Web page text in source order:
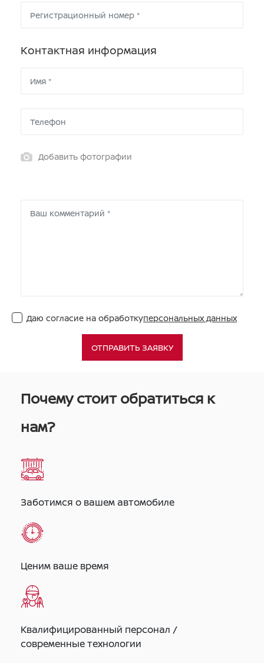
Контактная информация
Добавить фотографии
Даю согласие на обработкуперсональных данных
ОТПРАВИТЬ ЗАЯВКУ
Почему стоит обратиться к
нам?
Заботимся о вашем автомобиле
Ценим ваше время
Квалифицированный персонал /
современные технологии